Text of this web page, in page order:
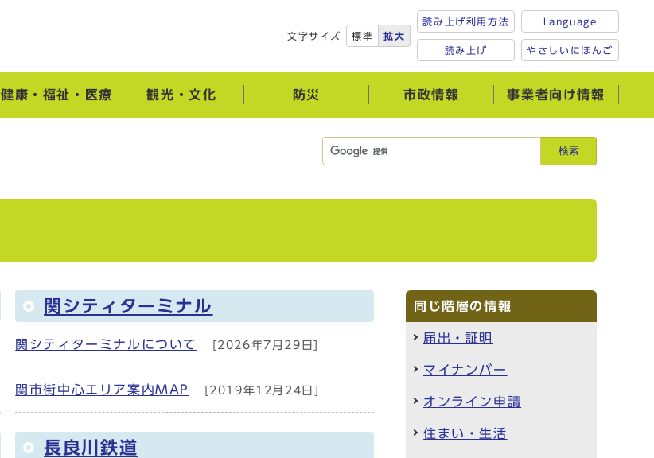
文字サイズ 標準 拡大
読み上げ利用方法
読み上げ
Language
やさしいにほんご
健康・福祉・医療 観光・文化 防災 市政情報 事業者向け情報
検索
関シティターミナル
関シティターミナルについて [2026年7月29日]
関市街中心エリア案内MAP [2019年12月24日]
長良川鉄道
同じ階層の情報
届出・証明
マイナンバー
オンライン申請
住まい・生活